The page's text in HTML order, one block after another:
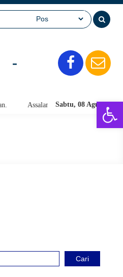
-
Sabtu, 08 Agu 2026
Assalamu'alaikum warahmatullahi
Cari